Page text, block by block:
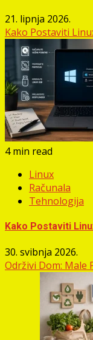
21. lipnja 2026.
Kako Postaviti
4 min read
Linux
Računala
Tehnologija
Kako Postaviti
30. svibnja 2026.
Održivi Dom: Male